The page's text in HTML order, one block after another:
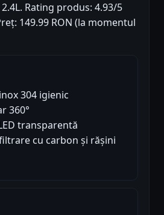
Rating produs: 4.93/5
149.99 RON (la momentul
304 igienic
360°
transparentă
cu carbon și rășini